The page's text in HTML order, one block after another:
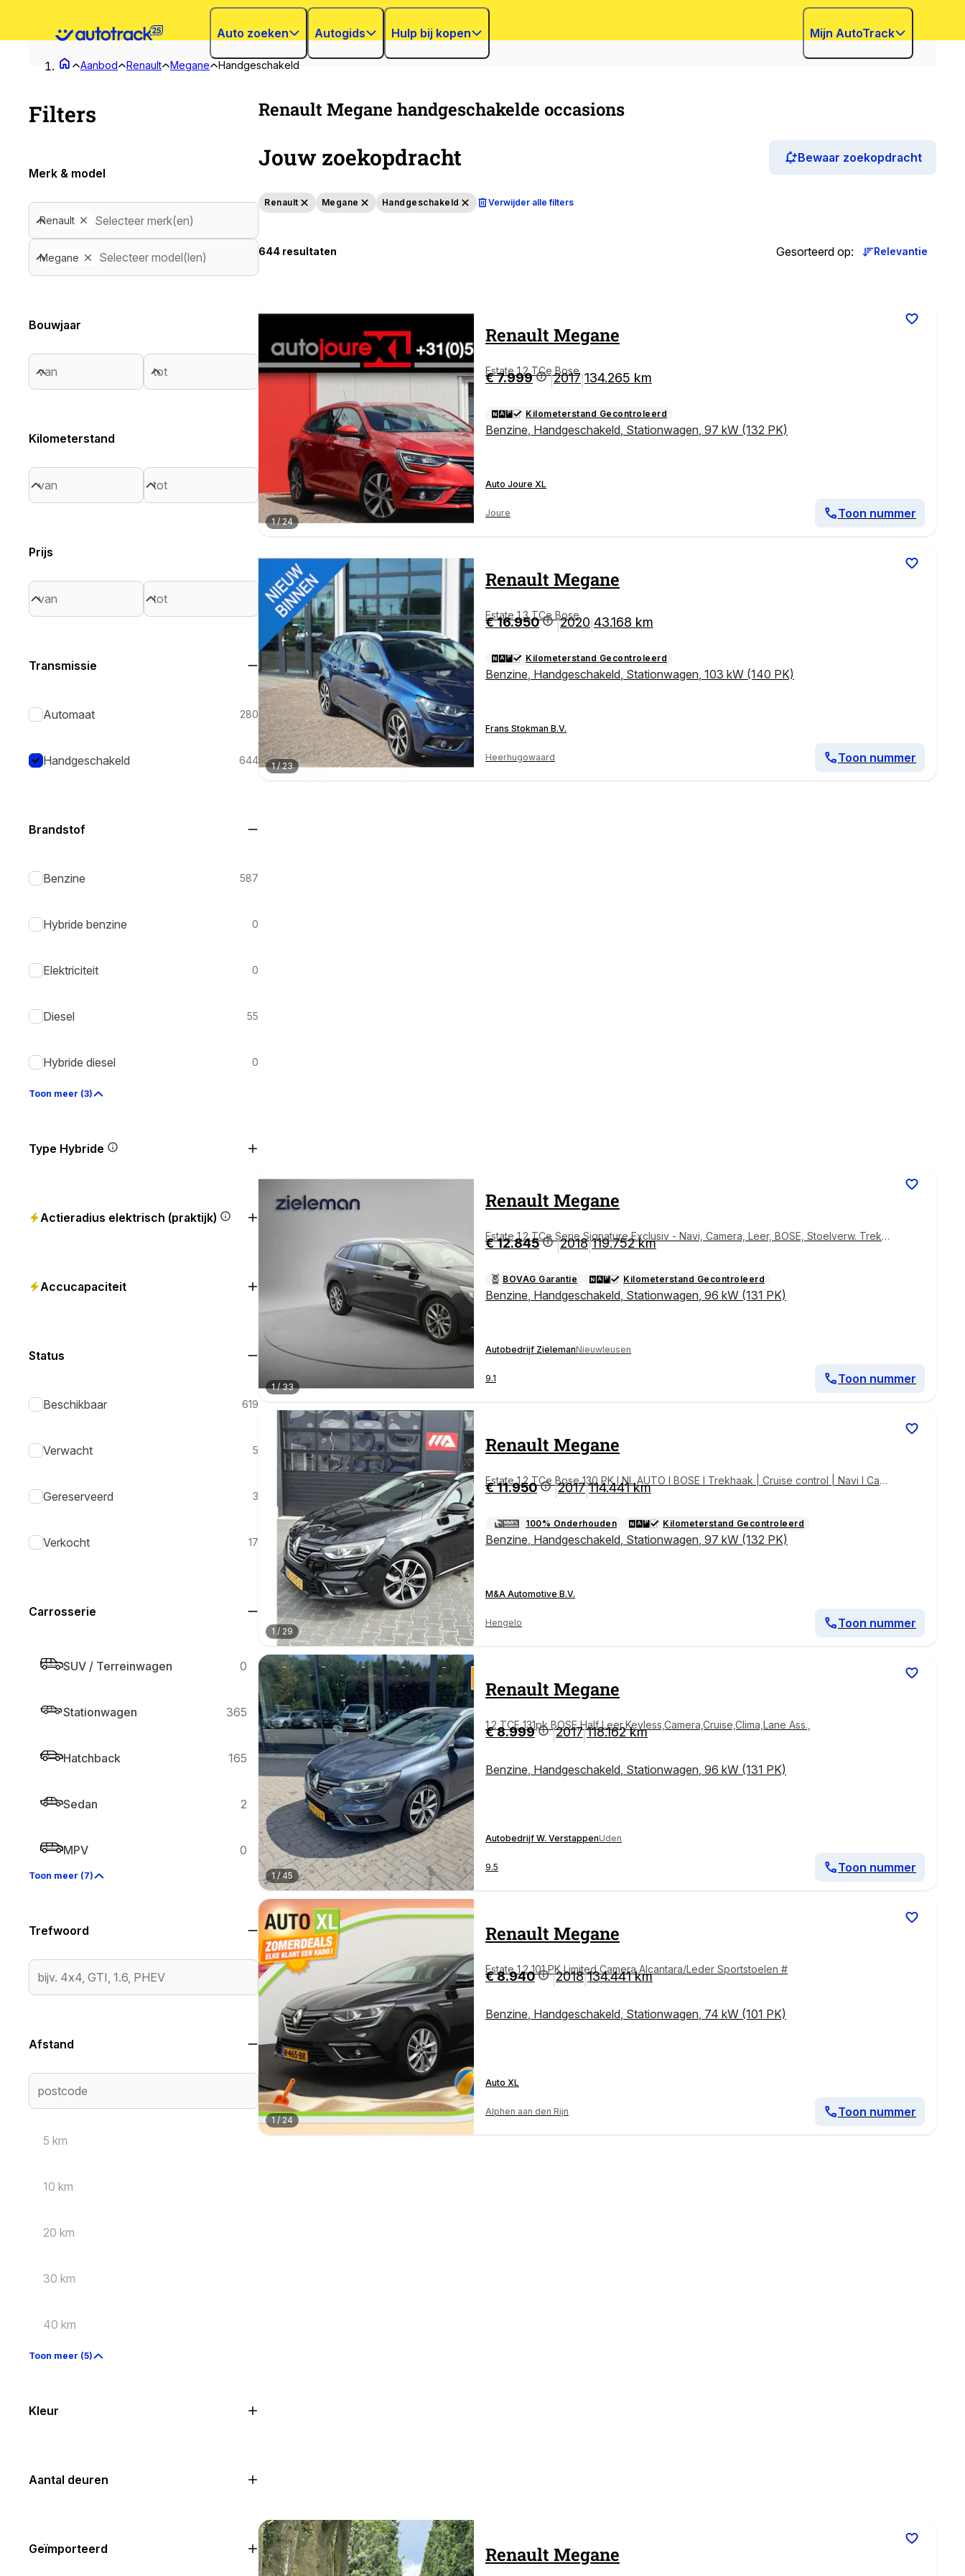
Auto zoeken Autogids Hulp bij kopen Mijn AutoTrack
Aanbod Renault Megane Handgeschakeld
Filters
Merk & model
Renault Selecteer merk(en)
Megane Selecteer model(len)
Bouwjaar
Kilometerstand
Prijs
Transmissie
Automaat 280
Handgeschakeld 644
Brandstof
Benzine 587
Hybride benzine 0
Elektriciteit 0
Diesel 55
Hybride diesel 0
Toon meer (3)
Type Hybride
Actieradius elektrisch (praktijk)
Accucapaciteit
Status
Beschikbaar 619
Verwacht 5
Gereserveerd 3
Verkocht 17
Carrosserie
SUV / Terreinwagen 0
Stationwagen 365
Hatchback 165
Sedan 2
MPV 0
Toon meer (7)
Trefwoord
Afstand
5 km
10 km
20 km
30 km
40 km
Toon meer (5)
Kleur
Aantal deuren
Geïmporteerd
Renault Megane handgeschakelde occasions
Jouw zoekopdracht Bewaar zoekopdracht
Renault Megane Handgeschakeld Verwijder alle filters
644 resultaten Gesorteerd op: Relevantie
1/24
Renault Megane
Estate 1.2 TCe Bose
€ 7.999 |2017 134.265 km
Kilometerstand Gecontroleerd
Benzine Handgeschakeld Stationwagen 97 kW (132 PK)
Auto Joure XL
Joure Toon nummer
1/23
Renault Megane
Estate 1.3 TCe Bose
€ 16.950 |2020 43.168 km
Kilometerstand Gecontroleerd
Benzine Handgeschakeld Stationwagen 103 kW (140 PK)
Frans Stokman B.V.
Heerhugowaard Toon nummer
1/33
Renault Megane
Estate 1.2 TCe Serie Signature Exclusiv - Navi, Camera, Leer, BOSE, Stoelverw. Trekh
aak
€ 12.845 |2018|119.752 km
BOVAG Garantie Kilometerstand Gecontroleerd
Benzine Handgeschakeld Stationwagen 96 kW (131 PK)
Autobedrijf ZielemanNieuwleusen
9.1 Toon nummer
1 / 29
Renault Megane
Estate 1.2 TCe Bose 130 PK l NL AUTO l BOSE l Trekhaak | Cruise control | Navi l Cam
era
€ 11.950 |2017|114.441 km
100% Onderhouden Kilometerstand Gecontroleerd
Benzine Handgeschakeld Stationwagen 97 kW (132 PK)
M&A Automotive B.V.
Hengelo Toon nummer
1/45
Renault Megane
1.2 TCE 131pk BOSE,Half Leer,Keyless,Camera,Cruise,Clima,Lane Ass.,
€ 8.999 |2017|118.162 km
Benzine Handgeschakeld Stationwagen 96 kW (131 PK)
Autobedrijf W. VerstappenUden
9.5 Toon nummer
1/24
Renault Megane
Estate 1.2 101 PK Limited Camera Alcantara/Leder Sportstoelen #
€ 8.940 |2018|134.441 km
Benzine Handgeschakeld Stationwagen 74 kW (101 PK)
Auto XL
Alphen aan den Rijn Toon nummer
Renault Megane